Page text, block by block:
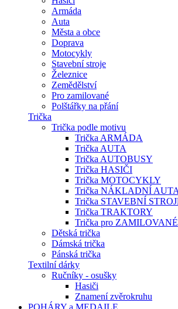
Armáda
Auta
Města a obce
Doprava
Motocykly
Stavební stroje
Železnice
Zemědělství
Pro zamilované
Polštářky na přání
Trička
Trička podle motivu
Trička ARMÁDA
Trička AUTA
Trička AUTOBUSY
Trička HASIČI
Trička MOTOCYKLY
Trička NÁKLADNÍ AUTA
Trička STAVEBNÍ
Trička TRAKTORY
Trička pro ZAMILOVANÉ
Dětská trička
Dámská trička
Pánská trička
Textilní dárky
Ručníky - osušky
Hasiči
Znamení zvěrokruhu
POHÁRY a MEDAILE